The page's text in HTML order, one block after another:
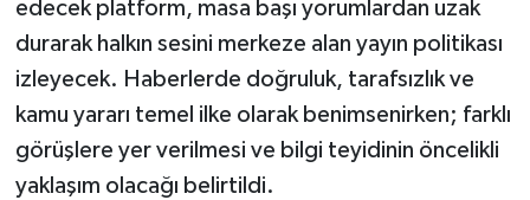
edecek platform, masa başı yorumlardan uzak
durarak halkın sesini merkeze alan yayın politikası
izleyecek. Haberlerde doğruluk, tarafsızlık ve
kamu yararı temel ilke olarak benimsenirken; farklı
görüşlere yer verilmesi ve bilgi teyidinin öncelikli
yaklaşım olacağı belirtildi.
Politika
Resmi İlan